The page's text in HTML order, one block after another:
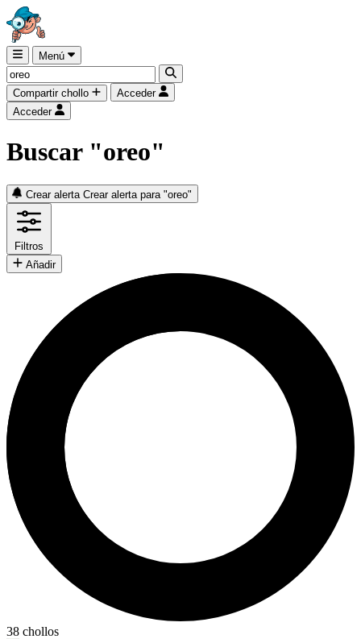
Menú
Compartir chollo
Acceder
Acceder
Buscar "oreo"
Crear alerta Crear alerta para "oreo"
Filtros
Añadir
38 chollos